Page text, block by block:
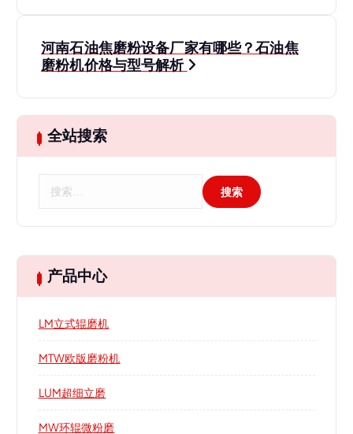
导
航
河南石油焦磨粉设备厂家有哪些？石油焦
磨粉机价格与型号解析
全站搜索
产品中心
LM立式辊磨机
MTW欧版磨粉机
LUM超细立磨
MW环辊微粉磨